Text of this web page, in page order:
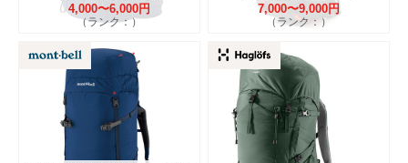
4,000〜6,000円
（ランク：）
7,000〜9,000円
（ランク：）